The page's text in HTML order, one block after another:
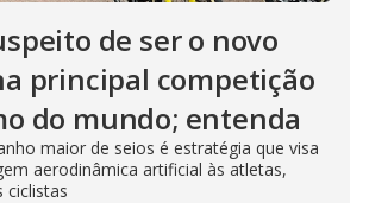
de ser o novo
principal competição
do mundo; entenda
maior de seios é estratégia que visa
aerodinâmica artificial às atletas,
ciclistas